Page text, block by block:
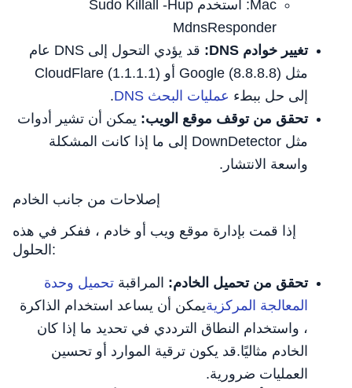
Mac: استخدم Sudo Killall -Hup
MdnsResponder
تغيير خوادم DNS:
قد يؤدي التحول إلى DNS عام
مثل Google (8.8.8.8) أو CloudFlare (1.1.1.1)
إلى حل ببطء عمليات البحث DNS
.
تحقق من توقف موقع الويب: يمكن أن تشير أدوات
مثل DownDetector إلى ما إذا كانت المشكلة
واسعة الانتشار.
إصلاحات من جانب الخادم
إذا قمت بإدارة موقع ويب أو خادم ، ففكر في هذه
الحلول:
تحقق من تحميل الخادم: المراقبة تحميل وحدة
المعالجة المركزيةيمكن أن يساعد استخدام الذاكرة
، واستخدام النطاق الترددي في تحديد ما إذا كان
الخادم مثاليًا.قد يكون ترقية الموارد أو تحسين
العمليات ضرورية.